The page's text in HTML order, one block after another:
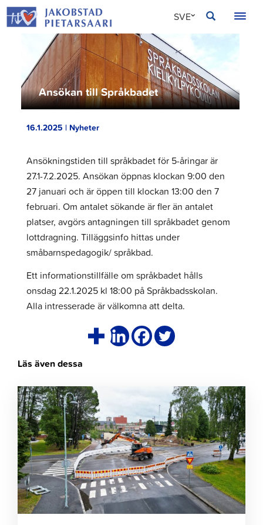
Hoppa
till
SVE
ENG
Ansökan till Språkbadet
16.1.2025 | Nyheter
Ansökningstiden till språkbadet för 5-åringar är
27.1-7.2.2025. Ansökan öppnas klockan 9:00 den
27 januari och är öppen till klockan 13:00 den 7
februari. Om antalet sökande är fler än antalet
platser, avgörs antagningen till språkbadet genom
lottdragning. Tilläggsinfo hittas under
småbarnspedagogik/ språkbad.
Ett informationstillfälle om språkbadet hålls
onsdag 22.1.2025 kl 18:00 på Språkbadsskolan.
Alla intresserade är välkomna att delta.
Läs även dessa
Klicka
för
att
läsa
artikeln